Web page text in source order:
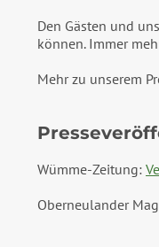
Den Gästen und
können. Immer
Mehr zu unserem
Wümme-Zeitung:
Oberneulander